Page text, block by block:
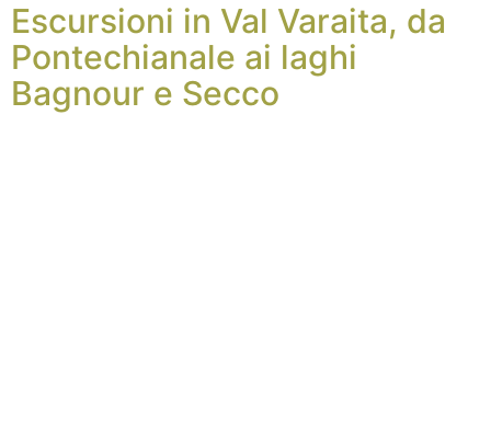
Escursioni in Val Varaita, da
Pontechianale ai laghi
Bagnour e Secco